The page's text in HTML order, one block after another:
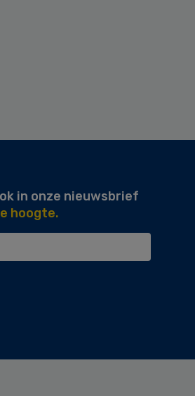
in onze nieuwsbrief
hoogte.